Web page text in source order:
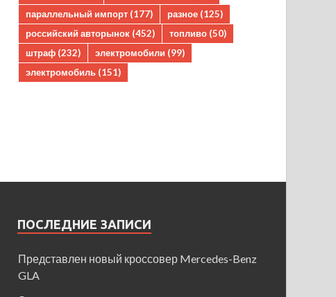
параллельный импорт (177) разное (125)
российский авторынок (452) топливо (50)
штраф (232) электромобили (99)
электромобиль (151)
ПОСЛЕДНИЕ ЗАПИСИ
Представлен новый кроссовер Mercedes-Benz
GLA